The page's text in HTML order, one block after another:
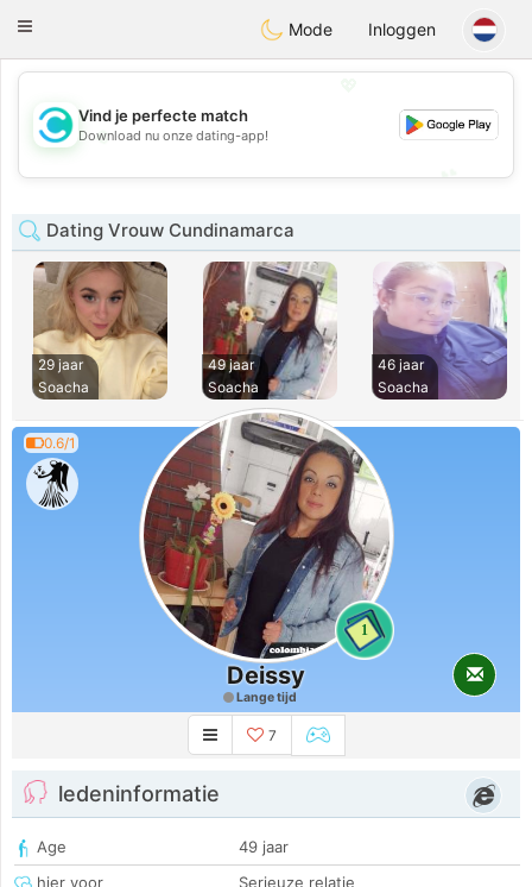
olombiaCitas
Toggle
Mode Inloggen
💖
Vind je perfecte match
Download nu onze dating-app!
Dating Vrouw Cundinamarca
29 jaar
Soacha
49 jaar
Soacha
46 jaar
Soacha
0.6/1
1
Deissy
Lange tijd
7
ledeninformatie
Age
49 jaar
hier voor
Serieuze relatie